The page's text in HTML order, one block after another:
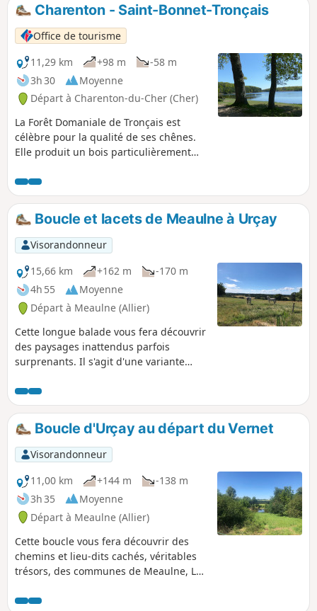
Charenton - Saint-Bonnet-Tronçais
Office de tourisme
11,29 km
+98 m
-58 m
3h 30
Moyenne
Départ à Charenton-du-Cher (Cher)
La Forêt Domaniale de Tronçais est
célèbre pour la qualité de ses chênes.
Elle produit un bois particulièrement
tonneaux où vieillissent les plus grands
crus des vignobles français. Son
ancienneté et son histoire font de
Tronçais l'emblème des grandes forêts
domaniales françaises.
Boucle et lacets de Meaulne à Urçay
Visorandonneur
15,66 km
+162 m
-170 m
4h 55
Moyenne
Départ à Meaulne (Allier)
Cette longue balade vous fera découvrir
des paysages inattendus parfois
surprenants. Il s'agit d'une variante
comme : La Boucle du Vernet et La
Boucle d'Urçay. La voie verte,
nouvellement réhabilitée par des pistes
cyclable et pédestre, est dans le
parcours et donne une ambiance très
particulière à la fin de parcours.
Boucle d'Urçay au départ du Vernet
Visorandonneur
11,00 km
+144 m
-138 m
3h 35
Moyenne
Départ à Meaulne (Allier)
Cette boucle vous fera découvrir des
chemins et lieu-dits cachés, véritables
trésors, des communes de Meaulne, La